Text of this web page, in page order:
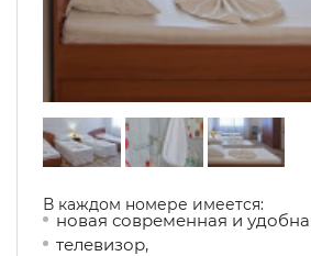
В каждом номере имеется:
новая современная и
телевизор,